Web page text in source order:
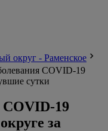
округ - Раменское
COVID-19
сутки
COVID-19
за